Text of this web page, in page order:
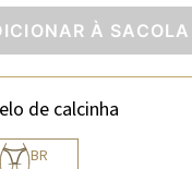
À SACOLA
de calcinha
BR